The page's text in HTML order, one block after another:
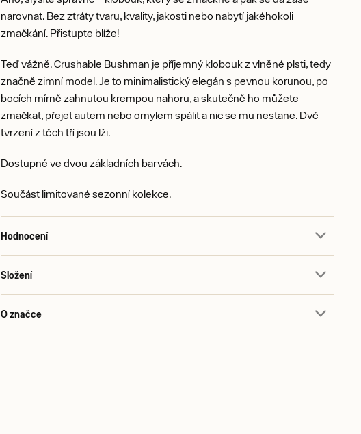
narovnat. Bez ztráty tvaru, kvality, jakosti nebo nabytí jakéhokoli
zmačkání. Přistupte blíže!
Teď vážně. Crushable Bushman je příjemný klobouk z vlněné plsti, tedy
značně zimní model. Je to minimalistický elegán s pevnou korunou, po
bocích mírně zahnutou krempou nahoru, a skutečně ho můžete
zmačkat, přejet autem nebo omylem spálit a nic se mu nestane. Dvě
tvrzení z těch tří jsou lži.
Dostupné ve dvou základních barvách.
Součást limitované sezonní kolekce.
Hodnocení
Složení
O značce